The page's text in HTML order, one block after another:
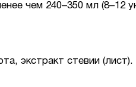
чем 240–350 мл (8–12
экстракт стевии (лист).